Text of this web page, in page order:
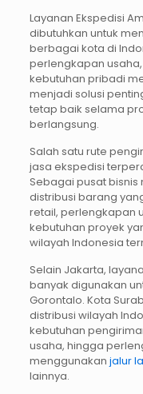
Layanan Ekspedisi
dibutuhkan untuk
berbagai kota di
perlengkapan
kebutuhan pribadi
menjadi solusi
tetap baik selama
berlangsung.
Salah satu rute
jasa ekspedisi
Sebagai pusat bisnis
distribusi barang
retail, perlengkapan
kebutuhan proyek
wilayah Indonesia
Selain Jakarta,
banyak digunakan
Gorontalo. Kota
distribusi wilayah
kebutuhan
usaha, hingga
menggunakan jalur
lainnya.